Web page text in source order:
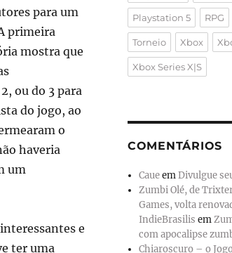
para um
primeira
mostra que
ou do 3 para
do jogo, ao
o
haveria
um
e
ter uma
Playstation 5 RPG
Torneio Xbox
Xbox Series X|S
COMENTÁRIOS
CaueemDivulgue
Zumbi Olé, de
Games, volta
IndieBrasilis em
com apocalipse
Chiaroscuro – o